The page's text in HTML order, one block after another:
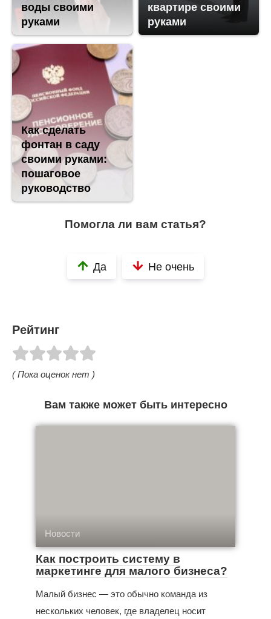
воды своими
руками
квартире своими
руками
Как сделать
фонтан в саду
своими руками:
пошаговое
руководство
Помогла ли вам статья?
Да Не очень
Рейтинг
( Пока оценок нет )
Вам также может быть интересно
Новости
Как построить систему в
маркетинге для малого бизнеса?
Малый бизнес — это обычно команда из
нескольких человек, где владелец носит